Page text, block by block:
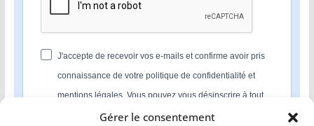
Gérer le consentement
J'accepte de recevoir vos e-mails et confirme avoir pris
connaissance de votre politique de confidentialité et
mentions légales. Vous pouvez vous désinscrire à tout
moment en cliquant sur le lien présent dans nos emails.